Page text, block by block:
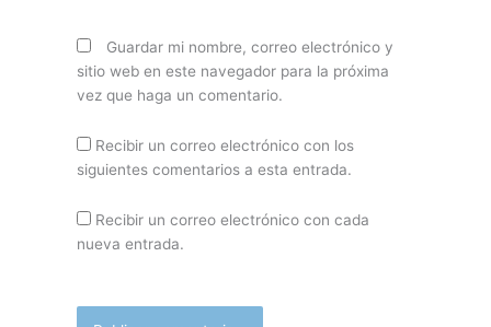
Guardar mi nombre, correo electrónico y
sitio web en este navegador para la próxima
vez que haga un comentario.
Recibir un correo electrónico con los
siguientes comentarios a esta entrada.
Recibir un correo electrónico con cada
nueva entrada.